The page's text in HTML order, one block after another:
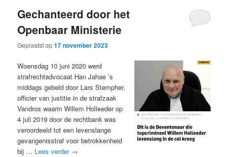
Gechanteerd door het
Openbaar Ministerie
Geplaatst op17 november 2023
Woensdag 10 juni 2020 werd
strafrechtadvocaat Han Jahae ’s
middags gebeld door Lars Stempher,
officier van justitie in de strafzaak
Vandros waarin Willem Holleeder op
4 juli 2019 door de rechtbank was
veroordeeld tot een levenslange
gevangenisstraf voor betrokkenheid
bij … Lees verder →